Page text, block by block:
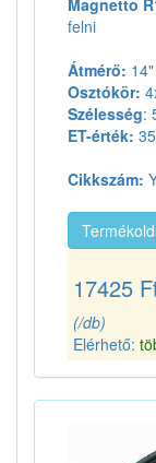
Magnetto
felni
Átmérő: 14"
Osztókör:
Szélesség:
ET-érték: 35
Cikkszám:
17425
(/db)
Elérhető: